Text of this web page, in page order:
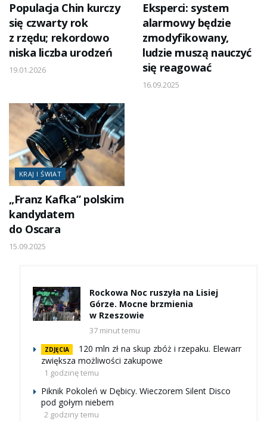
Populacja Chin kurczy
się czwarty rok
z rzędu; rekordowo
niska liczba urodzeń
19.01.2026
Eksperci: system
alarmowy będzie
zmodyfikowany,
ludzie muszą nauczyć
się reagować
16.09.2025
KRAJ I ŚWIAT
„Franz Kafka” polskim
kandydatem
do Oscara
15.09.2025
Rockowa Noc ruszyła na Lisiej
Górze. Mocne brzmienia
w Rzeszowie
37 minut temu
ZDJĘCIA
120 mln zł na skup zbóż i rzepaku. Elewarr
zwiększa możliwości zakupowe
1 godzinę temu
Piknik Pokoleń w Dębicy. Wieczorem Silent Disco
pod gołym niebem
2 godziny temu